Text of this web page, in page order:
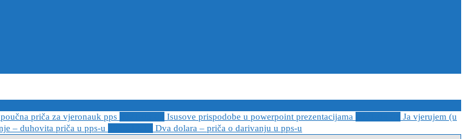
priča za vjeronauk pps Isusove prispodobe u powerpoint prezentacijama
Ja vjerujem (u
– duhovita priča u pps-u
Dva dolara – priča o darivanju u pps-u